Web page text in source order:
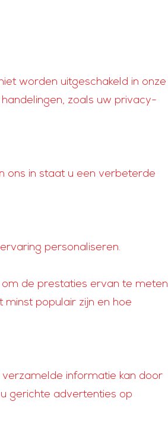
worden uitgeschakeld in onze
zoals uw privacy-
ons in staat u een verbeterde
personaliseren.
de prestaties ervan te meten
populair zijn en hoe
informatie kan door
gerichte advertenties op